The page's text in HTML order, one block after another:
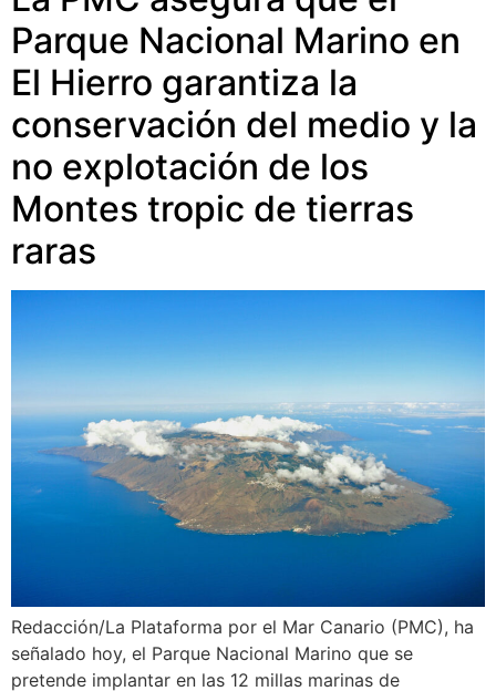
Parque Nacional Marino en
El Hierro garantiza la
conservación del medio y la
no explotación de los
Montes tropic de tierras
raras
Redacción/La Plataforma por el Mar Canario (PMC), ha
señalado hoy, el Parque Nacional Marino que se
pretende implantar en las 12 millas marinas de